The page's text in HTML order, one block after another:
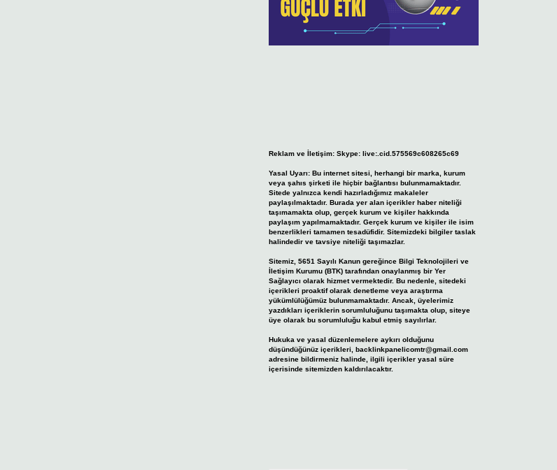
Reklam ve İletişim: Skype: live:.cid.575569c608265c69
Yasal Uyarı: Bu internet sitesi, herhangi bir marka, kurum
veya şahıs şirketi ile hiçbir bağlantısı bulunmamaktadır.
Sitede yalnızca kendi hazırladığımız makaleler
paylaşılmaktadır. Burada yer alan içerikler haber niteliği
taşımamakta olup, gerçek kurum ve kişiler hakkında
paylaşım yapılmamaktadır. Gerçek kurum ve kişiler ile isim
benzerlikleri tamamen tesadüfidir. Sitemizdeki bilgiler taslak
halindedir ve tavsiye niteliği taşımazlar.
Sitemiz, 5651 Sayılı Kanun gereğince Bilgi Teknolojileri ve
İletişim Kurumu (BTK) tarafından onaylanmış bir Yer
Sağlayıcı olarak hizmet vermektedir. Bu nedenle, sitedeki
içerikleri proaktif olarak denetleme veya araştırma
yükümlülüğümüz bulunmamaktadır. Ancak, üyelerimiz
yazdıkları içeriklerin sorumluluğunu taşımakta olup, siteye
üye olarak bu sorumluluğu kabul etmiş sayılırlar.
Hukuka ve yasal düzenlemelere aykırı olduğunu
düşündüğünüz içerikleri, backlinkpanelicomtr@gmail.com
adresine bildirmeniz halinde, ilgili içerikler yasal süre
içerisinde sitemizden kaldırılacaktır.